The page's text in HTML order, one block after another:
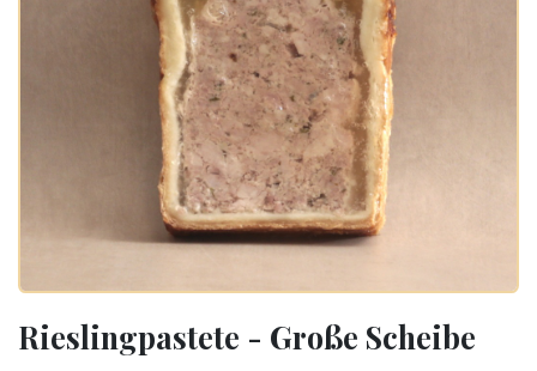
Rieslingpastete - Große Scheibe